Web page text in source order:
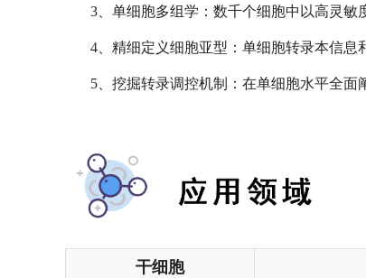
3、单细胞多组学：数千个细胞中以高灵敏
4、精细定义细胞亚型：单细胞转录本信息
5、挖掘转录调控机制：在单细胞水平全面
干细胞